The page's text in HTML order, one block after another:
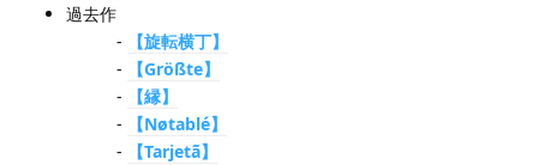
過去作
-
【旋転横丁】
-
【Größte】
-
【縁】
-
【Nøtablé】
-
【Tarjetã】